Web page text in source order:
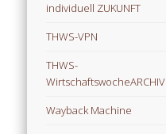
individuell ZUKUNFT
THWS-VPN
THWS-
WirtschaftswocheARCHIV
Wayback Machine